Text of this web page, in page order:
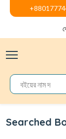
Searched